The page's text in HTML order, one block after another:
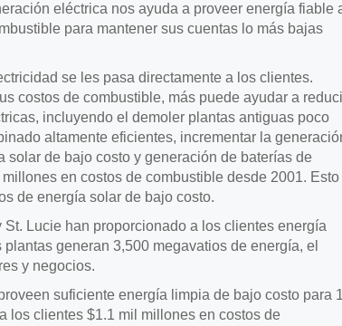
eléctrica nos ayuda a proveer energía fiable
para mantener sus cuentas lo más bajas
se les pasa directamente a los clientes.
costos de combustible, más puede ayudar a
incluyendo el demoler plantas antiguas poco
altamente eficientes, incrementar la
de bajo costo y generación de baterías de
en costos de combustible desde 2001. Esto
de energía solar de bajo costo.
Lucie han proporcionado a los clientes energía
generan 3,500 megavatios de energía, el
y negocios.
suficiente energía limpia de bajo costo para
los clientes $1.1 mil millones en costos de